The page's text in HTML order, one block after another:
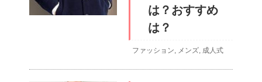
は？おすすめ
は？
ファッション, メンズ, 成人式